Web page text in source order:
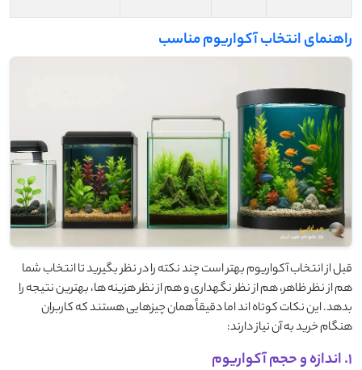
راهنمای انتخاب آکواریوم مناسب
قبل از انتخاب آکواریوم بهتر است چند نکته را در نظر بگیرید تا انتخاب شما
هم از نظر ظاهر، هم از نظر نگهداری و هم از نظر هزینه ها، بهترین نتیجه را
بدهد. این نکات کوتاه اند اما دقیقاً همان چیزهایی هستند که کاربران
هنگام خرید به آن نیاز دارند:
1. اندازه و حجم آکواریوم